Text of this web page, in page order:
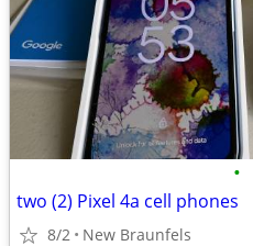
•
two (2) Pixel 4a cell phones
8/2 New Braunfels